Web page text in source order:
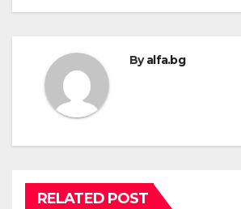
Byalfa.bg
RELATED POST